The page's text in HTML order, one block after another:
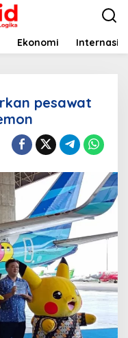
Ekonomi
pesawat